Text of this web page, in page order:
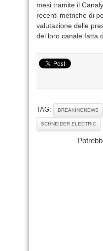
mesi tramite il
recenti metriche di
valutazione delle
del loro canale fatta
TAG: BREAKINGNEWS
SCHNEIDER ELECTRIC